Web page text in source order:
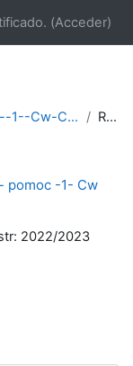
(Acceder)
p--pomoc--1--Cw-CW-2-ROK-2022-2023-zimowy Resumen
pomoc -1- Cw
2022/2023